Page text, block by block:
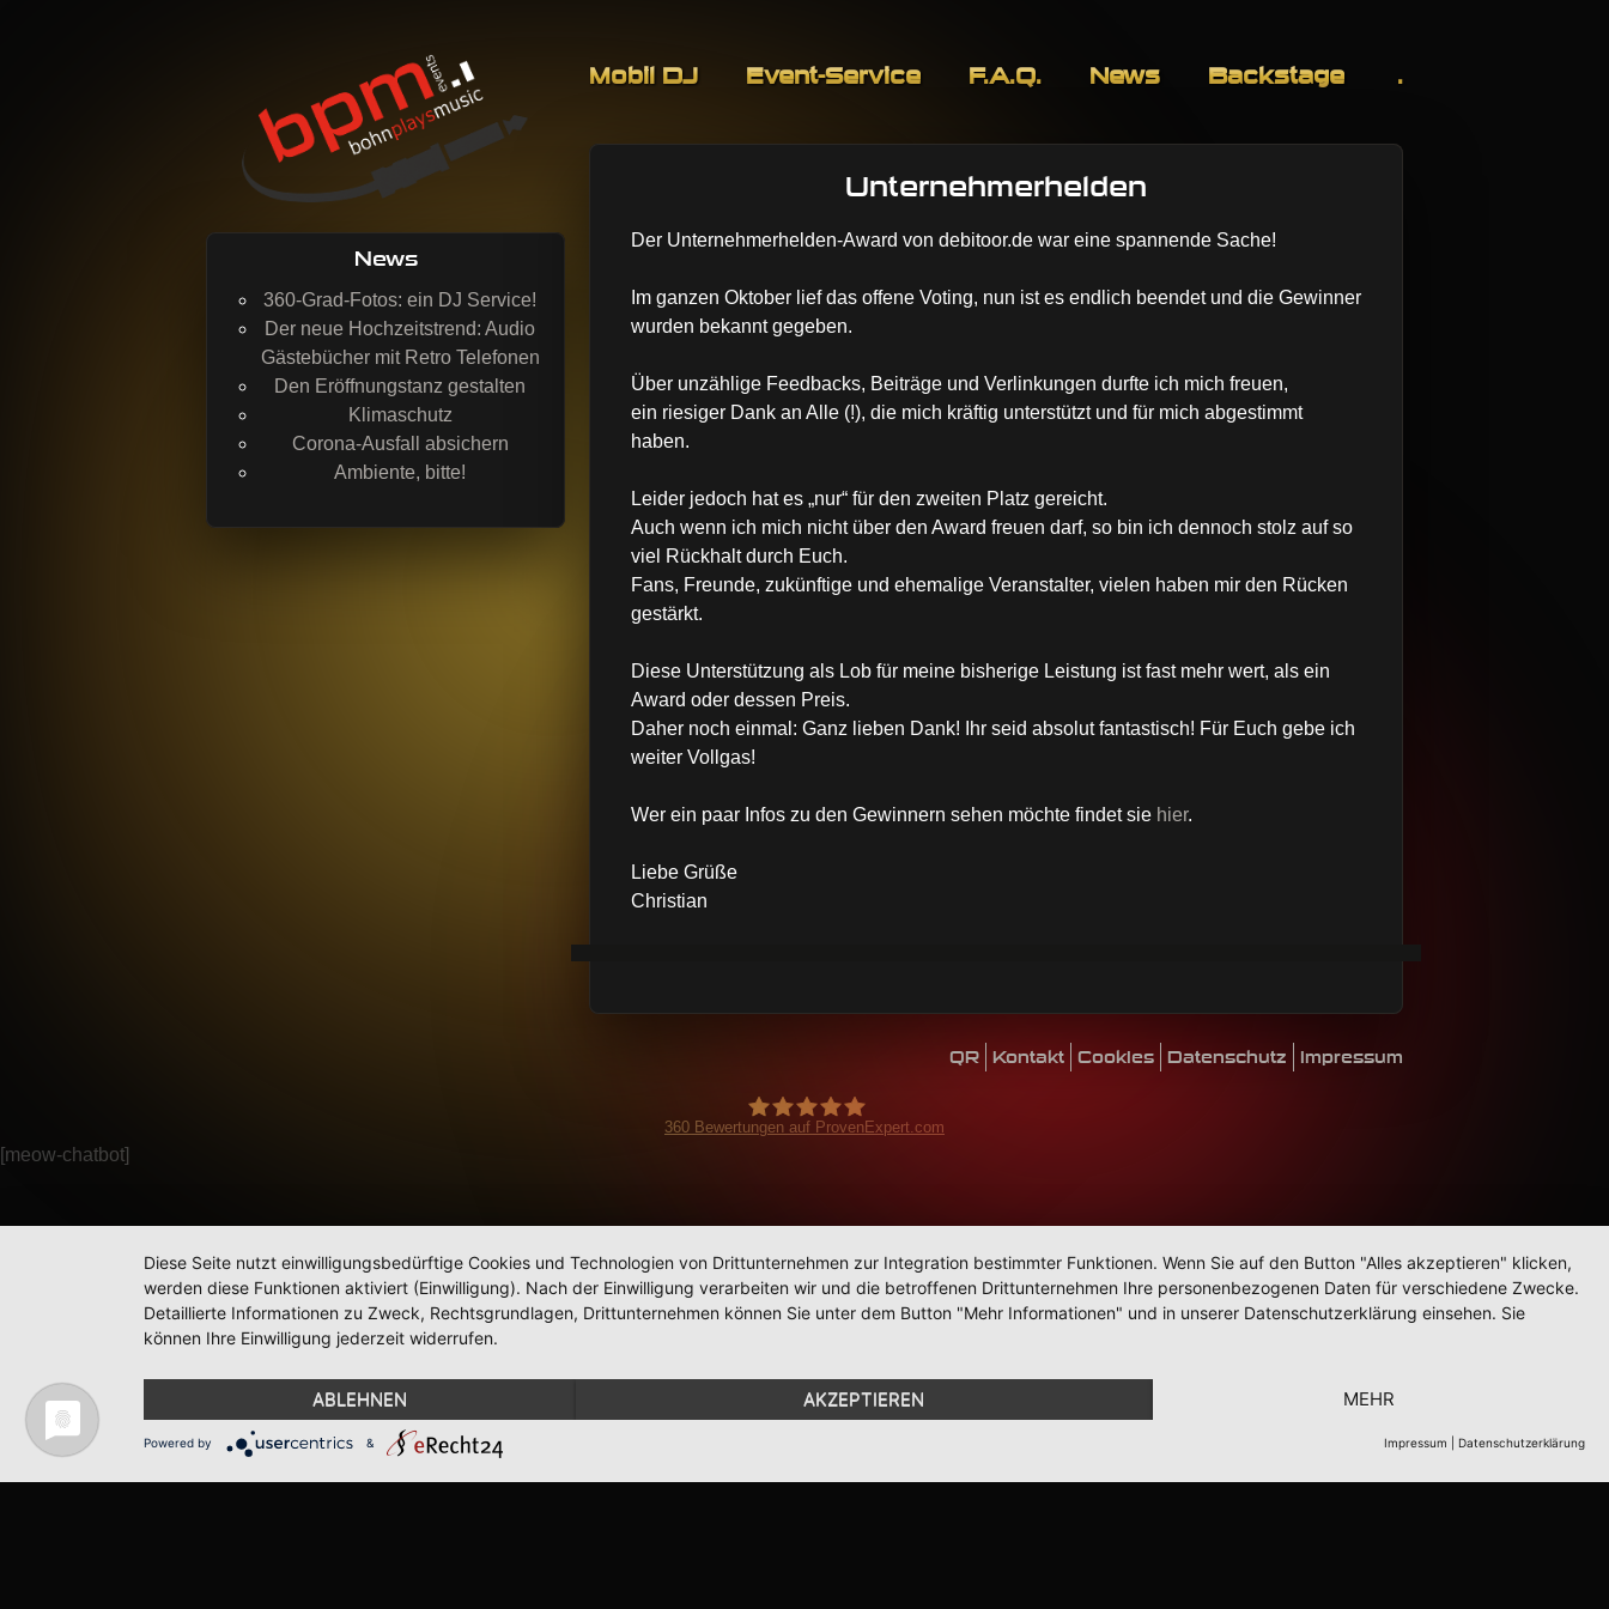
News
360-Grad-Fotos: ein DJ Service!
Der neue Hochzeitstrend: Audio
Gästebücher mit Retro Telefonen
Den Eröffnungstanz gestalten
Klimaschutz
Corona-Ausfall absichern
Ambiente, bitte!
Mobil DJ Event-Service F.A.Q. News Backstage .
Unternehmerhelden
Der Unternehmerhelden-Award von debitoor.de war eine spannende Sache!
Im ganzen Oktober lief das offene Voting, nun ist es endlich beendet und die Gewinner
wurden bekannt gegeben.
Über unzählige Feedbacks, Beiträge und Verlinkungen durfte ich mich freuen,
ein riesiger Dank an Alle (!), die mich kräftig unterstützt und für mich abgestimmt
haben.
Leider jedoch hat es „nur“ für den zweiten Platz gereicht.
Auch wenn ich mich nicht über den Award freuen darf, so bin ich dennoch stolz auf so
viel Rückhalt durch Euch.
Fans, Freunde, zukünftige und ehemalige Veranstalter, vielen haben mir den Rücken
gestärkt.
Diese Unterstützung als Lob für meine bisherige Leistung ist fast mehr wert, als ein
Award oder dessen Preis.
Daher noch einmal: Ganz lieben Dank! Ihr seid absolut fantastisch! Für Euch gebe ich
weiter Vollgas!
Wer ein paar Infos zu den Gewinnern sehen möchte findet sie hier.
Liebe Grüße
Christian
QR Kontakt Cookies Datenschutz Impressum
360 Bewertungen auf ProvenExpert.com
[meow-chatbot]
Diese Seite nutzt einwilligungsbedürftige Cookies und Technologien von Drittunternehmen zur Integration bestimmter Funktionen. Wenn Sie auf den Button "Alles akzeptieren" klicken,
werden diese Funktionen aktiviert (Einwilligung). Nach der Einwilligung verarbeiten wir und die betroffenen Drittunternehmen Ihre personenbezogenen Daten für verschiedene Zwecke.
Detaillierte Informationen zu Zweck, Rechtsgrundlagen, Drittunternehmen können Sie unter dem Button "Mehr Informationen" und in unserer Datenschutzerklärung einsehen. Sie
können Ihre Einwilligung jederzeit widerrufen.
ABLEHNEN AKZEPTIEREN MEHR
Powered by & Impressum Datenschutzerklärung